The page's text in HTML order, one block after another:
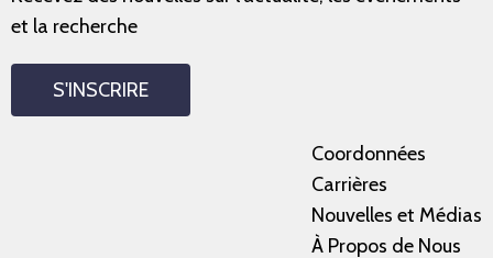
et la recherche
S'INSCRIRE
Coordonnées
Carrières
Nouvelles et Médias
À Propos de Nous